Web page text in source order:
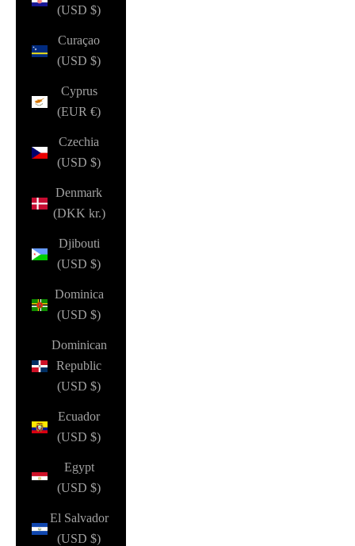
(USD $)
Curaçao
(USD $)
Cyprus
(EUR €)
Czechia
(USD $)
Denmark
(DKK kr.)
Djibouti
(USD $)
Dominica
(USD $)
Dominican
Republic
(USD $)
Ecuador
(USD $)
Egypt
(USD $)
El Salvador
(USD $)